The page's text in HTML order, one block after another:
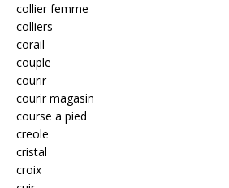
collier femme
colliers
corail
couple
courir
courir magasin
course a pied
creole
cristal
croix